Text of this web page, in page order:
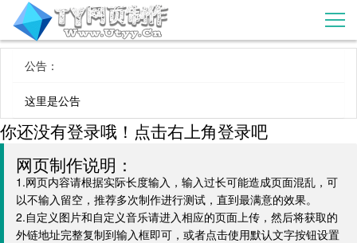
公告：
这里是公告
你还没有登录哦！点击右上角登录吧
网页制作说明：
1.网页内容请根据实际长度输入，输入过长可能造成页面混乱，可
以不输入留空，推荐多次制作进行测试，直到最满意的效果。
2.自定义图片和自定义音乐请进入相应的页面上传，然后将获取的
外链地址完整复制到输入框即可，或者点击使用默认文字按钮设置